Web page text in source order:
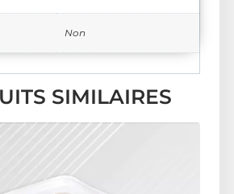
Non
SIMILAIRES